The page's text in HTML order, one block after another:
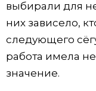
выбирали для
них зависело,
следующего
работа имела
значение.